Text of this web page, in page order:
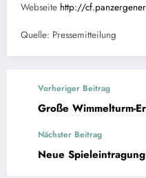
Webseite http://
Quelle: Pressemitteilung
Vorheriger Beitrag
Große Wimmelturm-
Nächster Beitrag
Neue